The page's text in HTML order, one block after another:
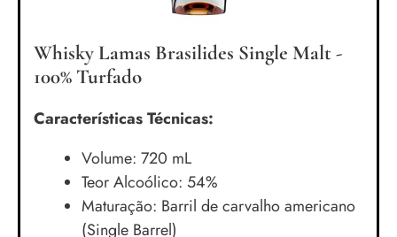
Whisky Lamas Brasilides Single Malt -
100% Turfado
Características Técnicas:
Volume: 720 mL
Teor Alcoólico: 54%
Maturação: Barril de carvalho americano
(Single Barrel)